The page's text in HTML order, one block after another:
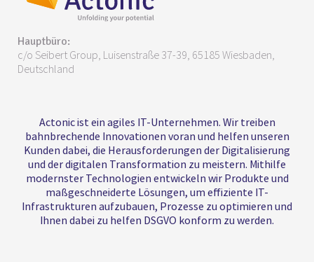
Hauptbüro:
c/o Seibert Group, Luisenstraße 37-39, 65185 Wiesbaden,
Deutschland
Actonic ist ein agiles IT-Unternehmen. Wir treiben
bahnbrechende Innovationen voran und helfen unseren
Kunden dabei, die Herausforderungen der Digitalisierung
und der digitalen Transformation zu meistern. Mithilfe
modernster Technologien entwickeln wir Produkte und
maßgeschneiderte Lösungen, um effiziente IT-
Infrastrukturen aufzubauen, Prozesse zu optimieren und
Ihnen dabei zu helfen DSGVO konform zu werden.